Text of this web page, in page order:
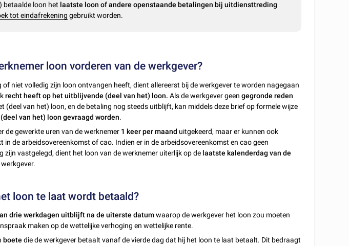
betaalde loon het laatste loon of andere openstaande betalingen bij uitdiensttreding
tot eindafrekening gebruikt worden.
loon vorderen van de werkgever?
of niet volledig zijn loon ontvangen heeft, dient allereerst bij de werkgever te worden nagegaan
recht heeft op het uitblijvende (deel van het) loon.Als de werkgever geengegronde reden
(deel van het) loon, en de betaling nog steeds uitblijft, kan middels deze brief op formele wijze
van het) loon gevraagd worden.
de gewerkte uren van de werknemer 1 keer per maand uitgekeerd, maar er kunnen ook
in de arbeidsovereenkomst of cao. Indien er in de arbeidsovereenkomst en cao geen
zijn vastgelegd, dient het loon van de werknemer uiterlijk op de laatste kalenderdag van de
loon te laat wordt betaald?
drie werkdagen uitblijft na de uiterste datumwaarop de werkgever het loon zou moeten
maken op de wettelijke verhoging en wettelijke rente.
boete die de werkgever betaalt vanaf de vierde dag dat hij het loon te laat betaalt. Dit bedraagt